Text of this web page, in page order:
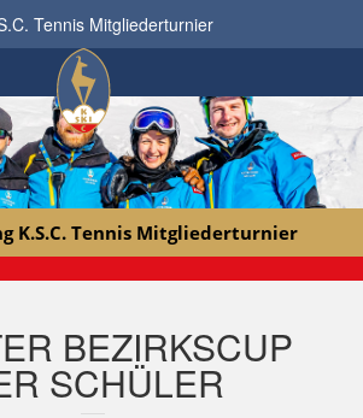
Tennis Mitgliederturnier
K.S.C. Tennis Mitgliederturnier
BEZIRKSCUP
SCHÜLER